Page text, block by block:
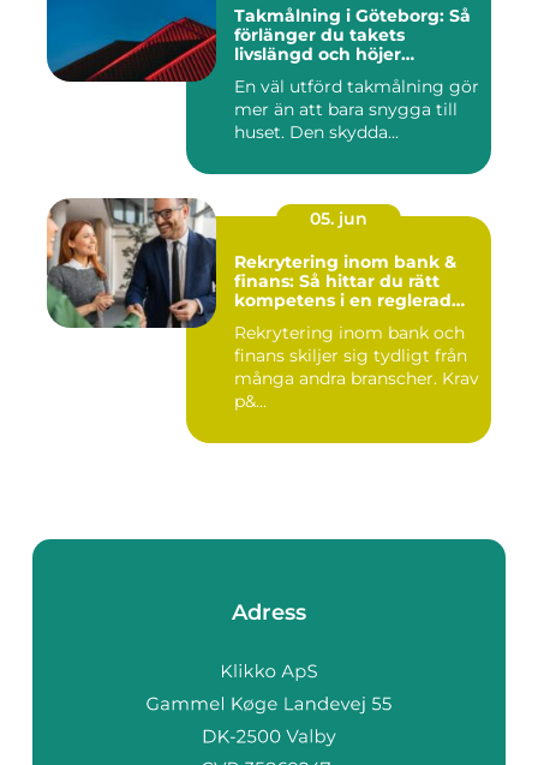
Takmålning i Göteborg: Så
förlänger du takets
livslängd och höjer
En väl utförd takmålning gör
mer än att bara snygga till
huset. Den skydda...
05. jun
Rekrytering inom bank &
finans: Så hittar du rätt
kompetens i en reglerad
Rekrytering inom bank och
finans skiljer sig tydligt från
många andra branscher. Krav
p&...
Adress